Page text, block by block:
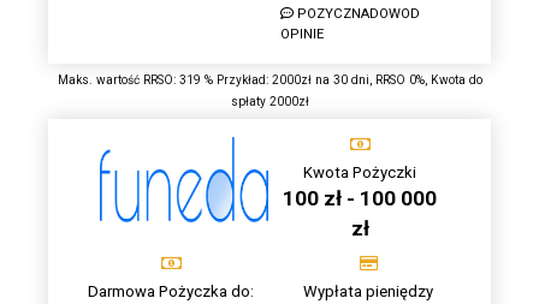
POZYCZNADOWOD
OPINIE
Maks. wartość RRSO: 319 % Przykład: 2000zł na 30 dni, RRSO 0%, Kwota do
spłaty 2000zł
Kwota Pożyczki
100 zł - 100 000
zł
Darmowa Pożyczka do: Wypłata pieniędzy